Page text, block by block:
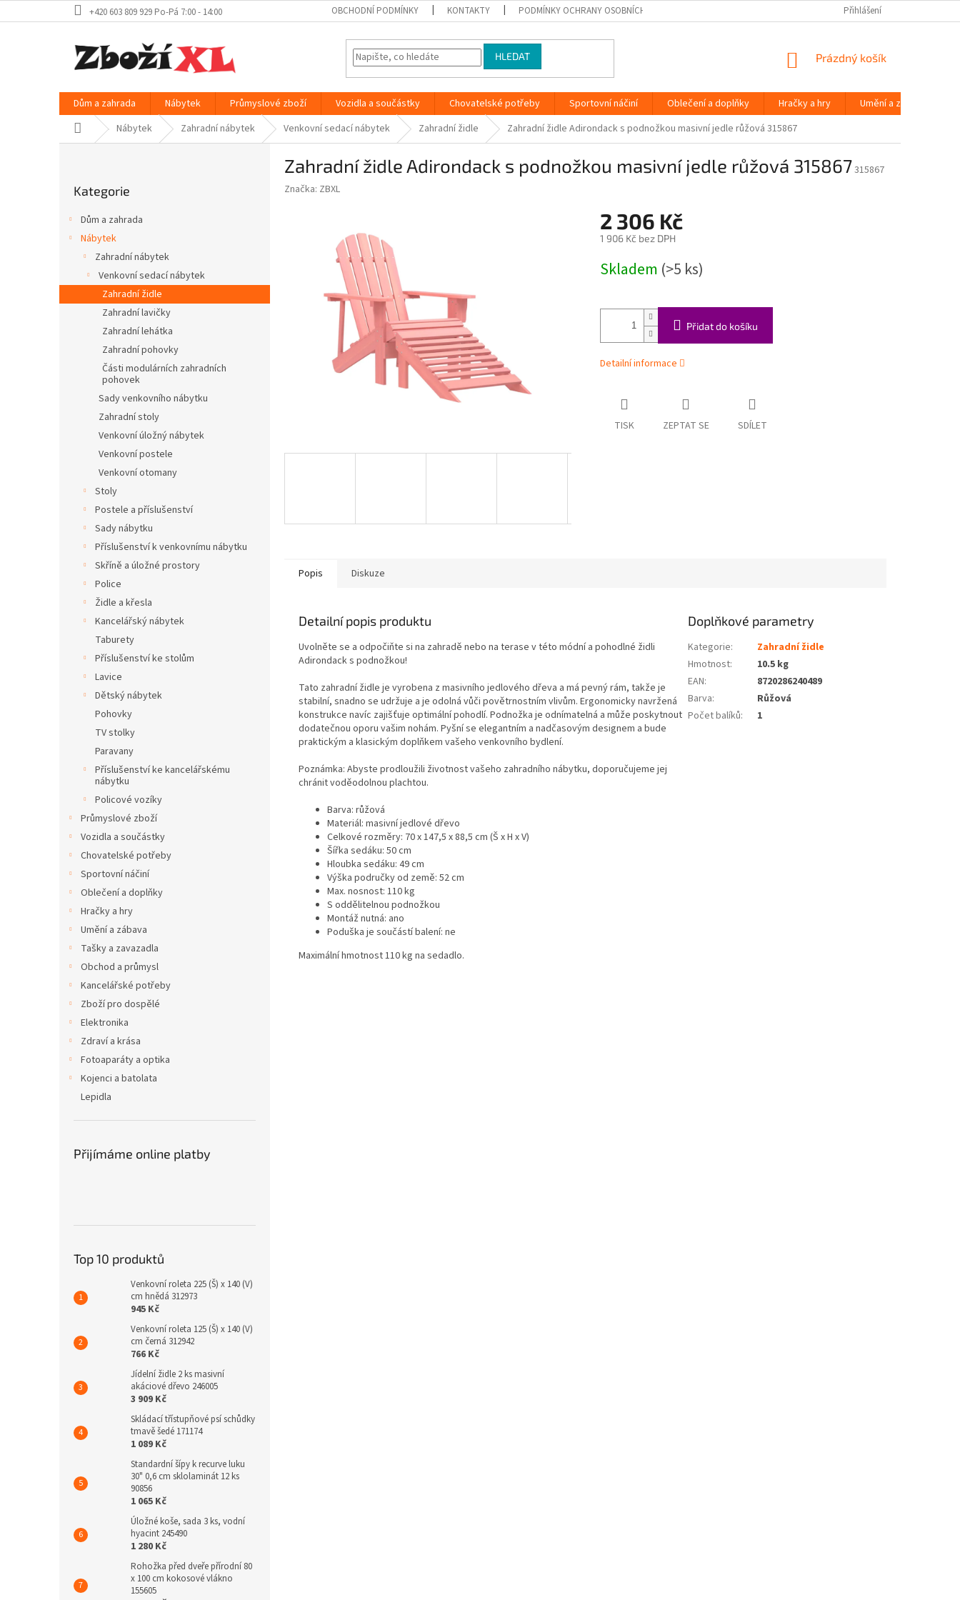
na
+420 603 809 929 Po-Pá 7:00 - 14:00 OBCHODNÍ PODMÍNKY KONTAKTY PODMÍNKY OCHRANY OSOBNÍCH ÚDAJŮ Přihlášení
HLEDAT
NÁKUPNÍ
Prázdný košík
Dům a zahrada Nábytek Průmyslové zboží Vozidla a součástky Chovatelské potřeby Sportovní náčiní Oblečení a doplňky Hračky a hry Umění a zábava
Domů Nábytek Zahradní nábytek Venkovní sedací nábytek Zahradní židle Zahradní židle Adirondack s podnožkou masivní jedle růžová 315867
a
kategorie
Kategorie
Dům a zahrada
Nábytek
Zahradní nábytek
Venkovní sedací nábytek
Zahradní židle
Zahradní lavičky
Zahradní lehátka
Zahradní pohovky
Části modulárních zahradních
pohovek
Sady venkovního nábytku
Zahradní stoly
Venkovní úložný nábytek
Venkovní postele
Venkovní otomany
Stoly
Postele a příslušenství
Sady nábytku
Příslušenství k venkovnímu nábytku
Skříně a úložné prostory
Police
Židle a křesla
Kancelářský nábytek
Taburety
Příslušenství ke stolům
Lavice
Dětský nábytek
Pohovky
TV stolky
Paravany
Příslušenství ke kancelářskému
nábytku
Policové vozíky
Průmyslové zboží
Vozidla a součástky
Chovatelské potřeby
Sportovní náčiní
Oblečení a doplňky
Hračky a hry
Umění a zábava
Tašky a zavazadla
Obchod a průmysl
Kancelářské potřeby
Zboží pro dospělé
Elektronika
Zdraví a krása
Fotoaparáty a optika
Kojenci a batolata
Lepidla
Přijímáme online platby
Top 10 produktů
Venkovní roleta 225 (Š) x 140 (V)
cm hnědá 312973
945 Kč
Venkovní roleta 125 (Š) x 140 (V)
cm černá 312942
766 Kč
Jídelní židle 2 ks masivní
akáciové dřevo 246005
3 909 Kč
Skládací třístupňové psí schůdky
tmavě šedé 171174
1 089 Kč
Standardní šípy k recurve luku
30" 0,6 cm sklolaminát 12 ks
90856
1 065 Kč
Úložné koše, sada 3 ks, vodní
hyacint 245490
1 280 Kč
Rohožka před dveře přírodní 80
x 100 cm kokosové vlákno
155605
Zahradní židle Adirondack s podnožkou masivní jedle růžová 315867315867
Značka: ZBXL
2 306 Kč
1 906 Kč bez DPH
cena:
Skladem (>5 ks)
Přidat do košíku
Detailní informace
TISK ZEPTAT SE SDÍLET
Popis Diskuze
Detailní popis produktu
Uvolněte se a odpočiňte si na zahradě nebo na terase v této módní a pohodlné židli
Adirondack s podnožkou!
Tato zahradní židle je vyrobena z masivního jedlového dřeva a má pevný rám, takže je
stabilní, snadno se udržuje a je odolná vůči povětrnostním vlivům. Ergonomicky navržená
konstrukce navíc zajišťuje optimální pohodlí. Podnožka je odnímatelná a může poskytnout
dodatečnou oporu vašim nohám. Pyšní se elegantním a nadčasovým designem a bude
praktickým a klasickým doplňkem vašeho venkovního bydlení.
Poznámka: Abyste prodloužili životnost vašeho zahradního nábytku, doporučujeme jej
chránit voděodolnou plachtou.
Barva: růžová
Materiál: masivní jedlové dřevo
Celkové rozměry: 70 x 147,5 x 88,5 cm (Š x H x V)
Šířka sedáku: 50 cm
Hloubka sedáku: 49 cm
Výška područky od země: 52 cm
Max. nosnost: 110 kg
S oddělitelnou podnožkou
Montáž nutná: ano
Poduška je součástí balení: ne
Maximální hmotnost 110 kg na sedadlo.
Doplňkové parametry
Kategorie:
Zahradní židle
Hmotnost:
10.5 kg
EAN:
8720286240489
Barva:
Růžová
Počet balíků: 1